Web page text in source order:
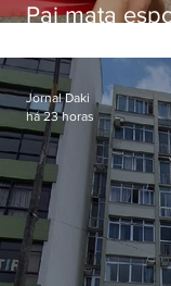
Pai mata
Jornal Daki
há 23 horas